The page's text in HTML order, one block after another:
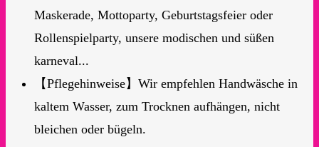
Maskerade, Mottoparty, Geburtstagsfeier oder
Rollenspielparty, unsere modischen und süßen
karneval...
【Pflegehinweise】Wir empfehlen Handwäsche in
kaltem Wasser, zum Trocknen aufhängen, nicht
bleichen oder bügeln.